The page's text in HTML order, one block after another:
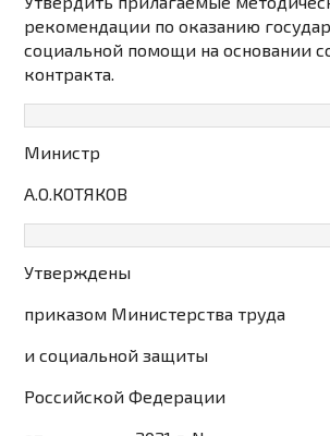
рекомендации по оказанию
социальной помощи на основании
контракта.
Министр
А.О.КОТЯКОВ
Утверждены
приказом Министерства труда
и социальной защиты
Российской Федерации